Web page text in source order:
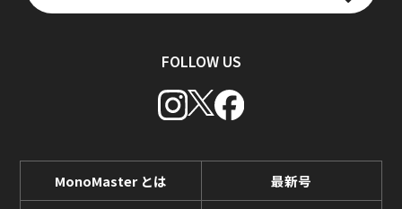
FOLLOW US
MonoMaster とは 最新号